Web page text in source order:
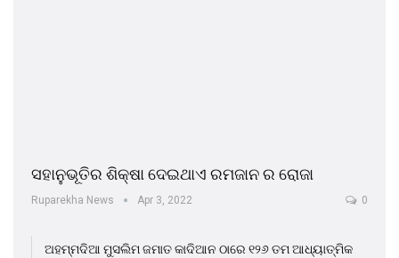
ସହାନୁଭୂତିର ଶିକ୍ଷା ଦେଇଥାଏ ରମଜାନ ର ରୋଜା
Ruparekha News Apr 3, 2022 0
ଅହମ୍ମଦିଆ ମୁସଲିମ ଜମାତ କାଦିଆନ ଠାରେ ୧୨୬ ତମ ଆଧ୍ୟାତ୍ମିକ